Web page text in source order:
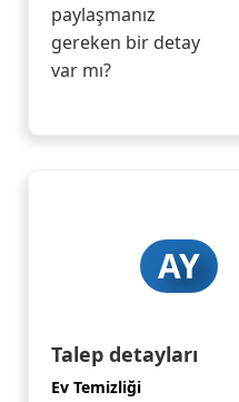
paylaşmanız
gereken bir detay
var mı?
AY
Talep detayları
Ev Temizliği